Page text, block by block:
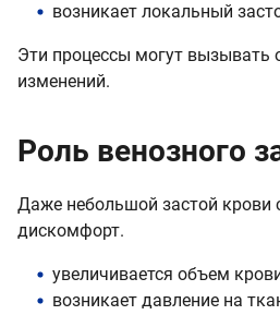
возникает локальный
Эти процессы могут
изменений.
Роль венозного
Даже небольшой застой крови
дискомфорт.
увеличивается объем
возникает давление на